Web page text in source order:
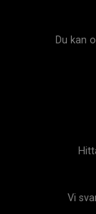
Du kan
Vi